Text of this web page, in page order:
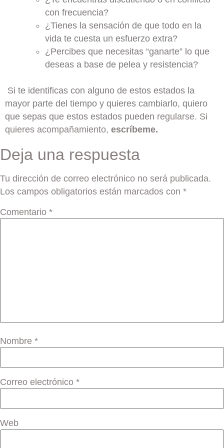
con frecuencia?
¿Tienes la sensación de que todo en la
vida te cuesta un esfuerzo extra?
¿Percibes que necesitas “ganarte” lo que
deseas a base de pelea y resistencia?
Si te identificas con alguno de estos estados la
mayor parte del tiempo y quieres cambiarlo, quiero
que sepas que estos estados pueden regularse. Si
quieres acompañamiento, escríbeme.
Deja una respuesta
Tu dirección de correo electrónico no será publicada.
Los campos obligatorios están marcados con *
Comentario *
Nombre *
Correo electrónico *
Web